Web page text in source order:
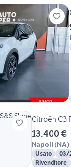
Citroën C3
13.400 €
Napoli (NA)
Usato 03/
Rivenditore